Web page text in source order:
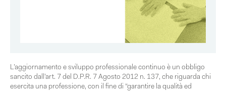
L’aggiornamento e sviluppo professionale continuo è un obbligo
sancito dall’art. 7 del D.P.R. 7 Agosto 2012 n. 137, che riguarda chi
esercita una professione, con il fine di “garantire la qualità ed